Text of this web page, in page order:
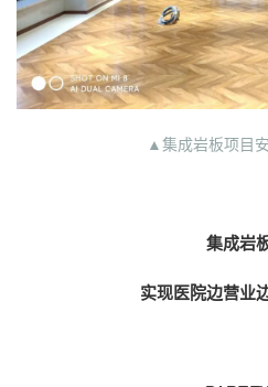
▲集成岩板项目
集成岩板
实现医院边营业